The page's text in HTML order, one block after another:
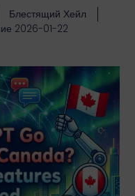
Блестящий Хейл
2026-01-22